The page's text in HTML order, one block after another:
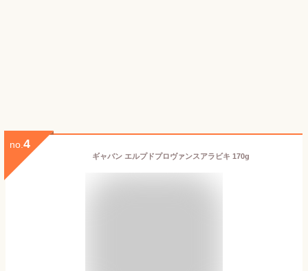
no. 4
ギャバン エルプドプロヴァンスアラビキ 170g